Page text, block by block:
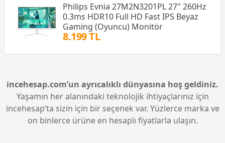
Philips Evnia 27M2N3201PL 27″ 260Hz
0.3ms HDR10 Full HD Fast IPS Beyaz
Gaming (Oyuncu) Monitör
8.199 TL
incehesap.com’un ayrıcalıklı dünyasına hoş geldiniz.
Yaşamın her alanındaki teknolojik ihtiyaçlarınız için
incehesap’ta sizin için bir seçenek var. Yüzlerce marka ve
on binlerce ürüne en hesaplı fiyatlarla ulaşın.